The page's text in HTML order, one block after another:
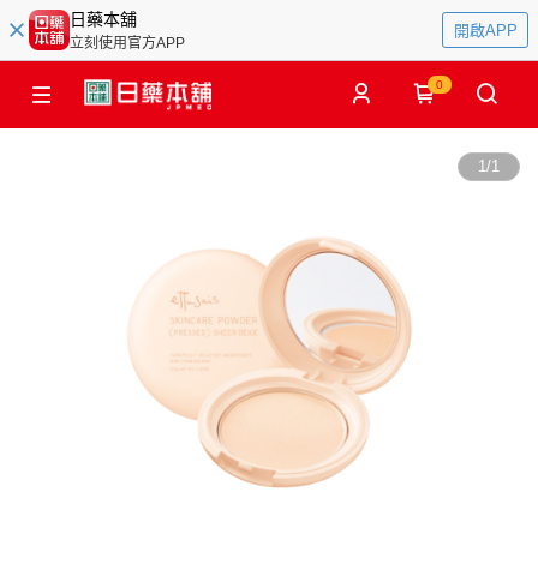
日藥本舖
立刻使用官方APP
開啟APP
0
1/1